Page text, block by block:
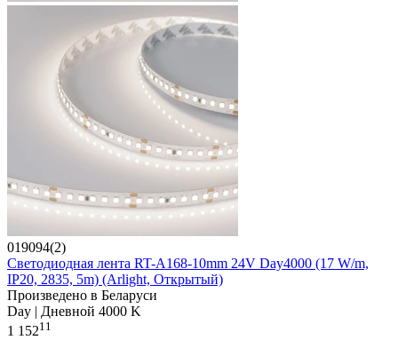
019094(2)
Светодиодная лента RT-A168-10mm 24V Day4000 (17 W/m,
IP20, 2835, 5m) (Arlight, Открытый)
Произведено в Беларуси
Day | Дневной 4000 K
1 15211